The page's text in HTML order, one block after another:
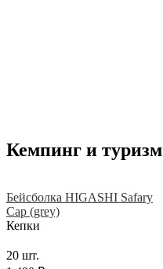
Кемпинг и туризм
Бейсболка HIGASHI Safary
Cap (grey)
Кепки
20 шт.